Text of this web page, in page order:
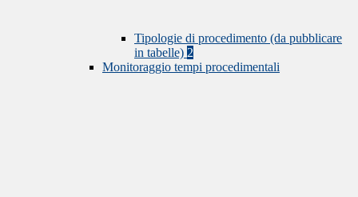
Tipologie di procedimento (da pubblicare
in tabelle) 2
Monitoraggio tempi procedimentali